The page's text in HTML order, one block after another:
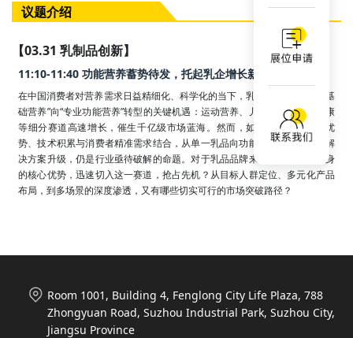
议题介绍
【03.31 乳制品创新】
11:10-11:40 功能营养蓄势待发，托起乳企增长新曲线
在中国消费者对营养需求日益精细化、科学化的当下，乳品行业正迎来从“基
础营养”向“专业功能营养”转型的关键机遇：运动营养、儿童发育、银发健康
等细分赛道高速增长，催生千亿级市场蓝海。然而，如何将乳企的原料优
势、技术积累与消费者精准需求结合，从单一乳品向功能化、场景化营养解
决方案升级，仍是行业亟待破解的命题。对于乳品品牌来说，如何利用自身
的核心优势，迅速切入这一赛道，抢占先机？从目标人群定位、多元化产品
布局，到多场景的深度渗透，又有哪些切实可行的市场突破路径？
Room 1001, Building 4, Fenglong City Life Plaza, 788
Zhongyuan Road, Suzhou Industrial Park, Suzhou City,
Jiangsu Province